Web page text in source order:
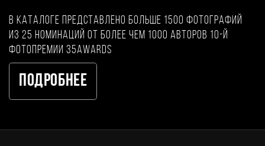
В каталоге представлено больше 1500 фотографий
из 25 номинаций от более чем 1000 авторов 10-й
фотопремии 35AWARDS
Подробнее